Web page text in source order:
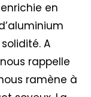
en
A
rappelle
ramène à